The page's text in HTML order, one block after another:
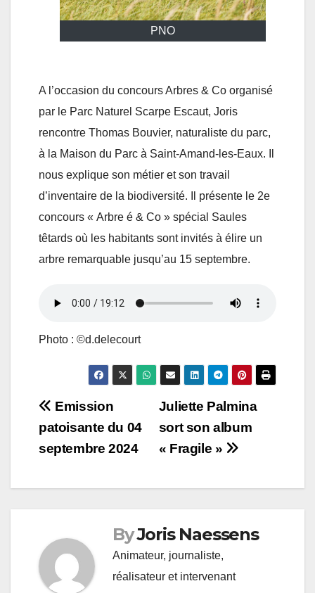
PNO
A l’occasion du concours Arbres & Co organisé
par le Parc Naturel Scarpe Escaut, Joris
rencontre Thomas Bouvier, naturaliste du parc,
à la Maison du Parc à Saint-Amand-les-Eaux. Il
nous explique son métier et son travail
d’inventaire de la biodiversité. Il présente le 2e
concours « Arbre é & Co » spécial Saules
têtards où les habitants sont invités à élire un
arbre remarquable jusqu’au 15 septembre.
Photo : ©d.delecourt
Navigation
de
Juliette Palmina
sort son album
« Fragile »
Emission
patoisante du 04
septembre 2024
ByJoris Naessens
Animateur, journaliste,
réalisateur et intervenant